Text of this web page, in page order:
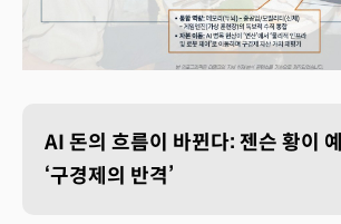
AI 돈의 흐름이 바뀐다: 젠슨 황이
‘구경제의 반격’